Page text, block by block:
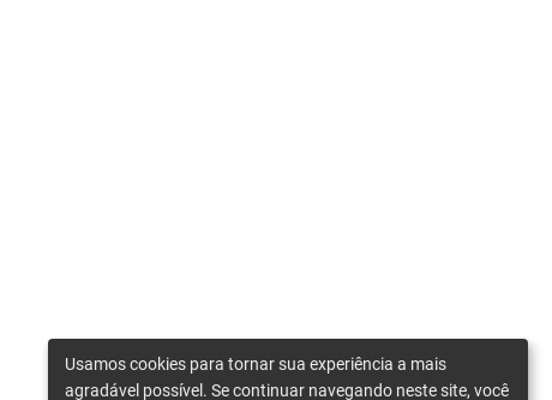
Usamos cookies para tornar sua experiência a mais
agradável possível. Se continuar navegando neste site, você